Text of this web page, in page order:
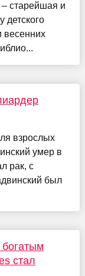
– старейшая и
детского
весенних
взрослых
умер в
рак, с
был
стал